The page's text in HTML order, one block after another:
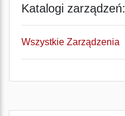
Katalogi zarządzeń:
Wszystkie Zarządzenia